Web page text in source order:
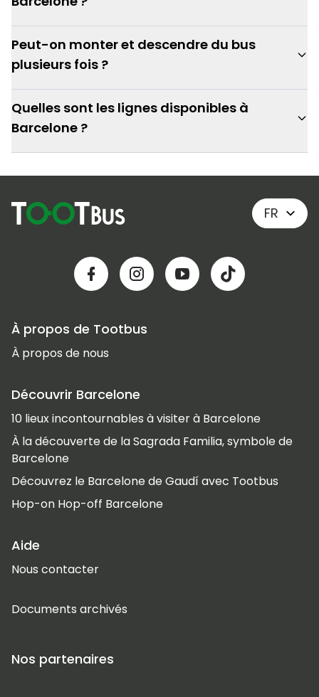
Peut-on monter et descendre du bus
plusieurs fois ?
Quelles sont les lignes disponibles à
Barcelone ?
FR
À propos de Tootbus
À propos de nous
Découvrir Barcelone
10 lieux incontournables à visiter à Barcelone
À la découverte de la Sagrada Familia, symbole de
Barcelone
Découvrez le Barcelone de Gaudí avec Tootbus
Hop-on Hop-off Barcelone
Aide
Nous contacter
Documents archivés
Nos partenaires